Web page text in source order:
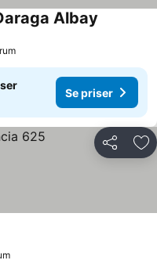
Albay
Se priser
Del